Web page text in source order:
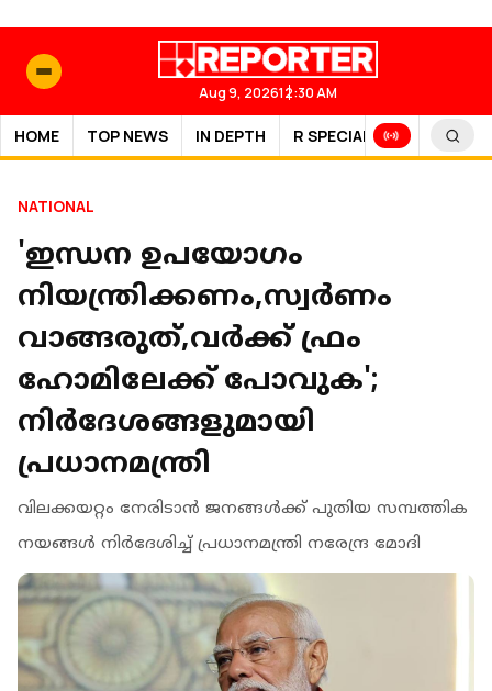
Aug 9, 202612:30 AM
HOME TOP NEWS IN DEPTH R SPECIAL SPORTS
NATIONAL
'ഇന്ധന ഉപയോഗം
നിയന്ത്രിക്കണം,സ്വർണം
വാങ്ങരുത്,വർക്ക് ഫ്രം
ഹോമിലേക്ക് പോവുക';
നിര്‍ദേശങ്ങളുമായി
പ്രധാനമന്ത്രി
വിലക്കയറ്റം നേരിടാൻ ജനങ്ങൾക്ക് പുതിയ സമ്പത്തിക
നയങ്ങൾ നിർദേശിച്ച് പ്രധാനമന്ത്രി നരേന്ദ്ര മോദി